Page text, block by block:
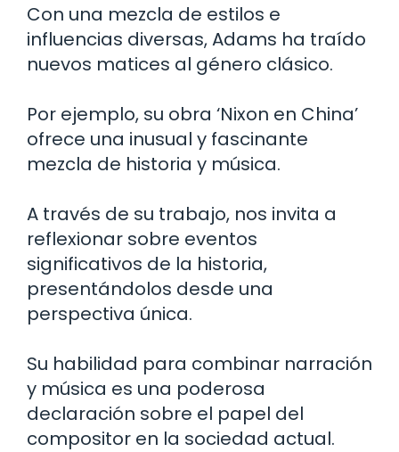
Con una mezcla de estilos e
influencias diversas, Adams ha traído
nuevos matices al género clásico.
Por ejemplo, su obra ‘Nixon en China’
ofrece una inusual y fascinante
mezcla de historia y música.
A través de su trabajo, nos invita a
reflexionar sobre eventos
significativos de la historia,
presentándolos desde una
perspectiva única.
Su habilidad para combinar narración
y música es una poderosa
declaración sobre el papel del
compositor en la sociedad actual.